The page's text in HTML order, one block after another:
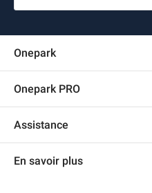
Onepark
Recrutement
Onepark PRO
Accéder à mon espace partenaire
Assistance
Centre d'aide
En savoir plus